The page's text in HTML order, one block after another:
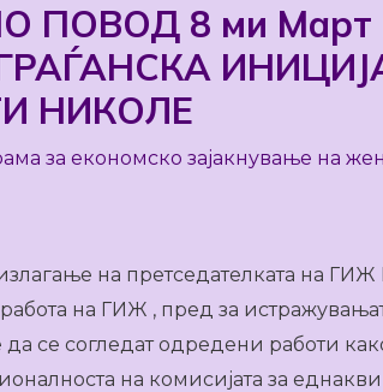
ПОВОД 8 ми Март
ГРАЃАНСКА
НИКОЛЕ
за економско зајакнување на
на претседателката на
на ГИЖ , пред за
се согледат одредени работи
на комисијата за